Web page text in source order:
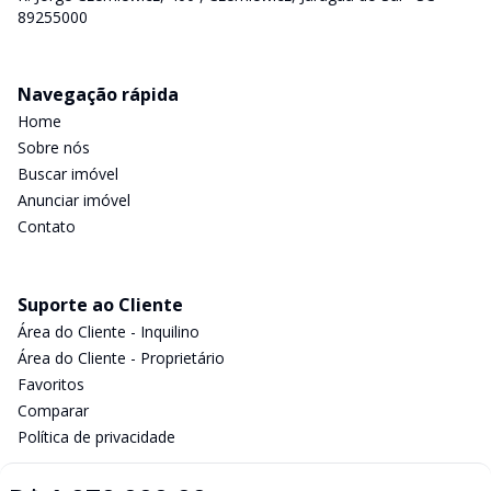
89255000
Navegação rápida
Home
Sobre nós
Buscar imóvel
Anunciar imóvel
Contato
Suporte ao Cliente
Área do Cliente - Inquilino
Área do Cliente - Proprietário
Favoritos
Comparar
Política de privacidade